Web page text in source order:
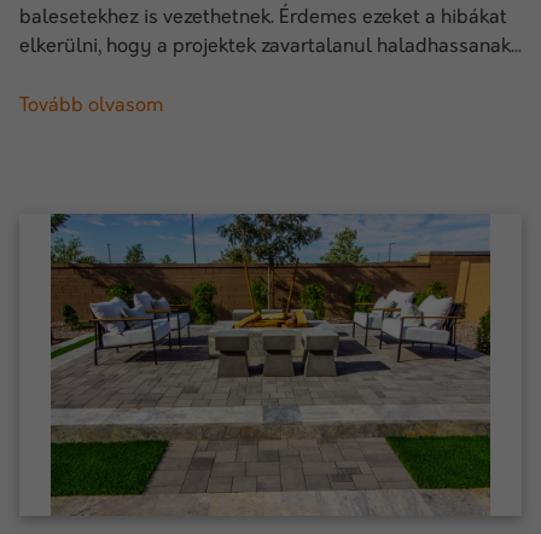
balesetekhez is vezethetnek. Érdemes ezeket a hibákat
elkerülni, hogy a projektek zavartalanul haladhassanak...
Tovább olvasom